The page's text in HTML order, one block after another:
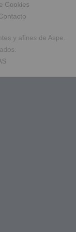
Cookies
y afines de Aspe.